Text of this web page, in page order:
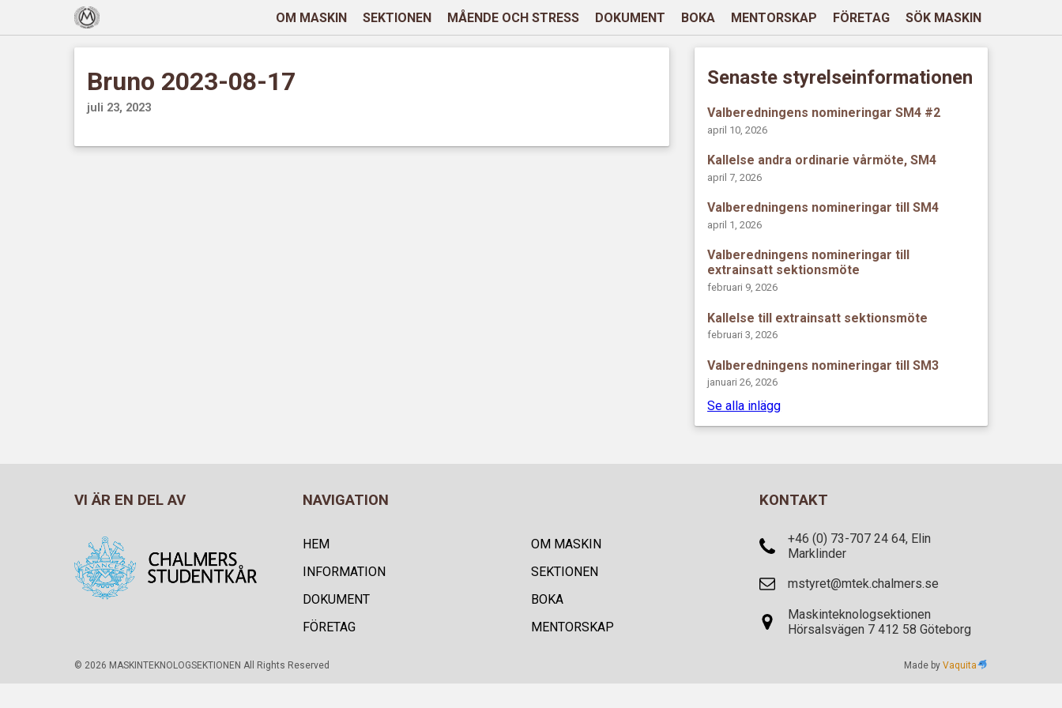
OM MASKIN SEKTIONEN MÅENDE OCH STRESS DOKUMENT BOKA MENTORSKAP FÖRETAG SÖK MASKIN
Bruno 2023-08-17
juli 23, 2023
Senaste styrelseinformationen
Valberedningens nomineringar SM4 #2
april 10, 2026
Kallelse andra ordinarie vårmöte, SM4
april 7, 2026
Valberedningens nomineringar till SM4
april 1, 2026
Valberedningens nomineringar till
extrainsatt sektionsmöte
februari 9, 2026
Kallelse till extrainsatt sektionsmöte
februari 3, 2026
Valberedningens nomineringar till SM3
januari 26, 2026
Se alla inlägg
VI ÄR EN DEL AV NAVIGATION
HEM
OM MASKIN
INFORMATION
SEKTIONEN
DOKUMENT
BOKA
FÖRETAG
MENTORSKAP
KONTAKT
+46 (0) 73-707 24 64, Elin
Marklinder
mstyret@mtek.chalmers.se
Maskinteknologsektionen
Hörsalsvägen 7 412 58 Göteborg
© 2026 MASKINTEKNOLOGSEKTIONEN All Rights Reserved Made byVaquita